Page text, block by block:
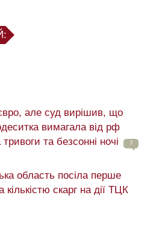
але суд вирішив, що
вимагала від рф
та безсонні ночі
7
область посіла перше
кількістю скарг на дії ТЦК